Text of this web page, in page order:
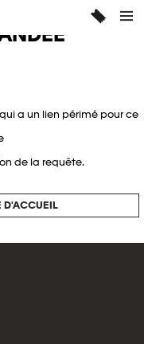
a un lien périmé pour ce
de la requête.
D'ACCUEIL